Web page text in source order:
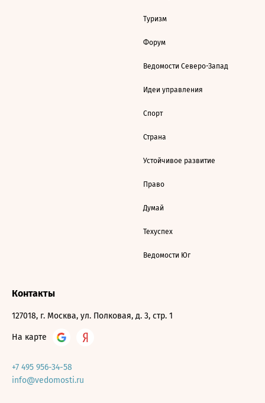
Туризм
Форум
Ведомости Северо-Запад
Идеи управления
Спорт
Страна
Устойчивое развитие
Право
Думай
Техуспех
Ведомости Юг
Контакты
127018, г. Москва, ул. Полковая, д. 3, стр. 1
На карте
+7 495 956-34-58
info@vedomosti.ru